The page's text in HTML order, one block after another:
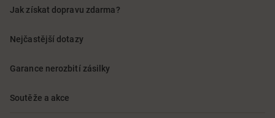
Jak získat dopravu zdarma?
Nejčastější dotazy
Garance nerozbití zásilky
Soutěže a akce